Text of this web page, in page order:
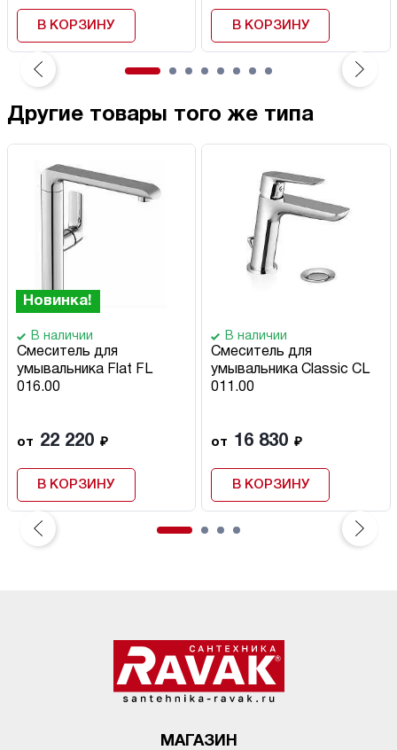
В КОРЗИНУ В КОРЗИНУ
Другие товары того же типа
Новинка!
В наличии
Смеситель для
умывальника Flat FL
016.00
от 22 220 ₽
В КОРЗИНУ
В наличии
Смеситель для
умывальника Classic CL
011.00
от 16 830 ₽
В КОРЗИНУ
МАГАЗИН